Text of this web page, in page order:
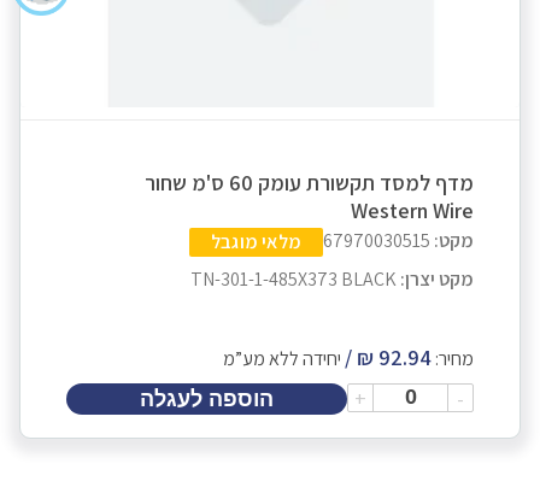
מדף למסד תקשורת עומק 60 ס'מ שחור
Western Wire
מקט: 67970030515
מלאי מוגבל
מקט יצרן:TN-301-1-485X373 BLACK
מחיר: יחידה ללא מע”מ
-
+ הוספה לעגלה